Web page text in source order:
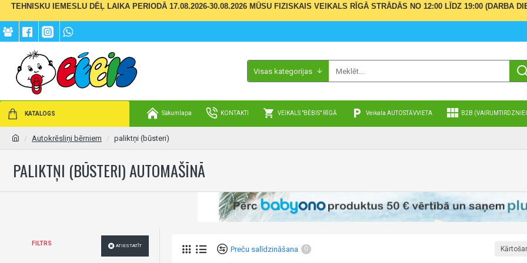
TEHNISKU IEMESLU DĒĻ LAIKA PERIODĀ 17.08.2026-30.08.2026 MŪSU FIZISKAIS VEIKALS RĪGĀ STRĀDĀS NO 12:00 LĪDZ 19:00 (DARBA
Visas kategorijas
KATALOGS Sākumlapa KONTAKTI VEIKALS "BĒBIS" RĪGĀ Veikala AUTOSTĀVVIETA B2B
Autokrēsliņi bērniem paliktņi (būsteri)
PALIKTŅI (BŪSTERI) AUTOMAŠĪNĀ
FILTRS ATIESTATĪT Preču salīdzināšana 0